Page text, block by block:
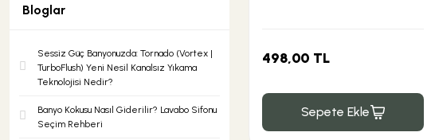
Bloglar
Sessiz Güç Banyonuzda: Tornado (Vortex |
TurboFlush) Yeni Nesil Kanalsız Yıkama
Teknolojisi Nedir?
Banyo Kokusu Nasıl Giderilir? Lavabo Sifonu
Seçim Rehberi
498,00 TL
Sepete Ekle